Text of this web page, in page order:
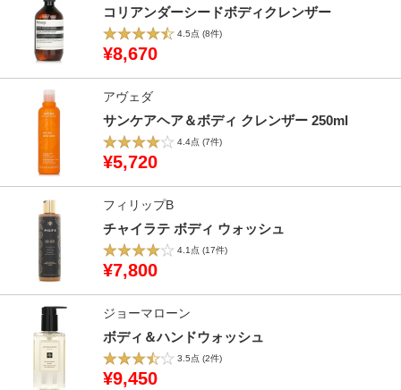
コリアンダーシードボディクレンザー
4.5点 (8件)
¥8,670
アヴェダ
サンケアヘア＆ボディ クレンザー 250ml
4.4点 (7件)
¥5,720
フィリップB
チャイラテ ボディ ウォッシュ
4.1点 (17件)
¥7,800
ジョーマローン
ボディ＆ハンドウォッシュ
3.5点 (2件)
¥9,450